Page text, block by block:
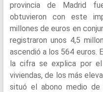
provincia de Madrid
obtuvieron con este
millones de euros en
registraron unos 4,5
ascendió a los 564 euros.
la cifra se explica por
viviendas, de los más
situó el abono medio